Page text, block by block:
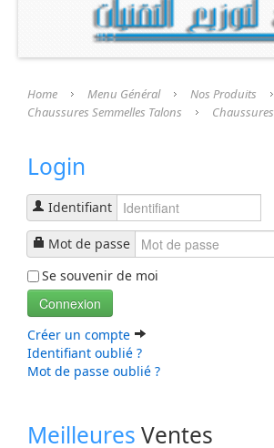
Présentation
Nos Produits
Categories
Chaussures
semelle Fini
Talons
Prothèse et Accessoires
Liste Produits
Nos Services
Home Menu Général Nos Produits
Chaussures Semmelles Talons
Chaussures
Login
Identifiant
Mot de passe
Se souvenir de moi
Connexion
Créer un compte
Identifiant oublié ?
Mot de passe oublié ?
Meilleures Ventes